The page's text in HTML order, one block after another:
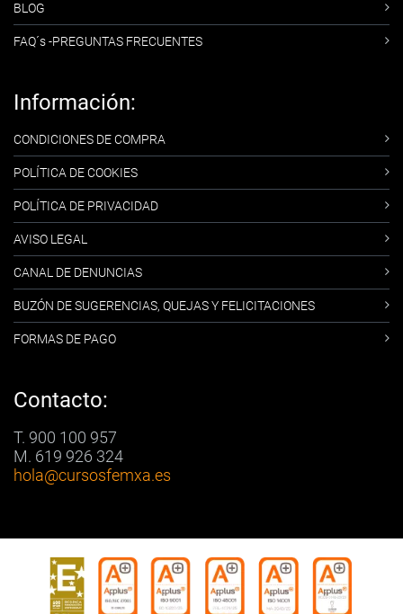
BLOG
FAQ´s -PREGUNTAS FRECUENTES
Información:
CONDICIONES DE COMPRA
POLÍTICA DE COOKIES
POLÍTICA DE PRIVACIDAD
AVISO LEGAL
CANAL DE DENUNCIAS
BUZÓN DE SUGERENCIAS, QUEJAS Y FELICITACIONES
FORMAS DE PAGO
Contacto:
T. 900 100 957
M. 619 926 324
hola@cursosfemxa.es